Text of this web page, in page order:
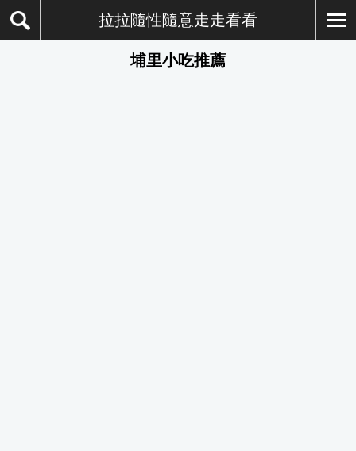
拉拉隨性隨意走走看看
埔里小吃推薦